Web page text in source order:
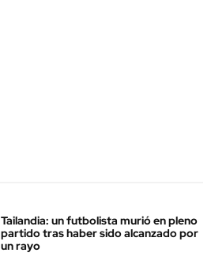
Tailandia: un futbolista murió en pleno
partido tras haber sido alcanzado por
un rayo